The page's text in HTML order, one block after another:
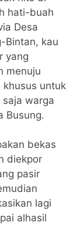
hati-buah
Desa
Bintan, kau
yang
menuju
khusus untuk
warga
Busung.
bekas
diekpor
pasir
lagi
alhasil